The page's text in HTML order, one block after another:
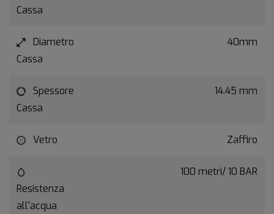
Cassa
Diametro
Cassa
40mm
Spessore
Cassa
14.45 mm
Vetro Zaffiro
Resistenza
all'acqua
100 metri/ 10 BAR